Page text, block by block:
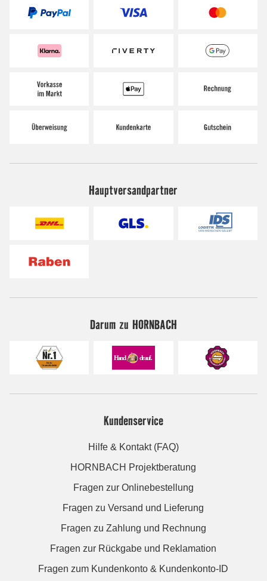
Hauptversandpartner
Darum zu HORNBACH
Kundenservice
Hilfe & Kontakt (FAQ)
HORNBACH Projektberatung
Fragen zur Onlinebestellung
Fragen zu Versand und Lieferung
Fragen zu Zahlung und Rechnung
Fragen zur Rückgabe und Reklamation
Fragen zum Kundenkonto & Kundenkonto-ID